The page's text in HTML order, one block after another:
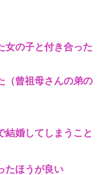
女の子と付き合った
（曾祖母さんの弟の
結婚してしまうこと
たほうが良い